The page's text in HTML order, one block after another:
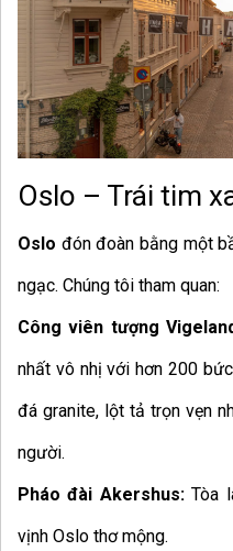
Oslo – Trái tim
Oslo đón đoàn bằng một
ngạc. Chúng tôi tham quan:
Công viên tượng
nhất vô nhị với hơn 200
đá granite, lột tả trọn vẹn
người.
Pháo đài Akershus:Tòa
vịnh Oslo thơ mộng.